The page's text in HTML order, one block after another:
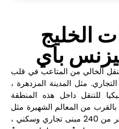
الخليج
باي
الخالي من المتاعب في قلب
مثل المدينة المزدهرة ،
للتنقل داخل هذه المنطقة
بالقرب من المعالم الشهيرة مثل
برج خليفة ودبي مول. مع أكثر من 240 مبنى تجاري وسكني ،